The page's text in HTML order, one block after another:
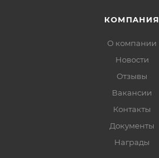
КОМПАНИЯ
О компании
Новости
Отзывы
Вакансии
Контакты
Документы
Награды